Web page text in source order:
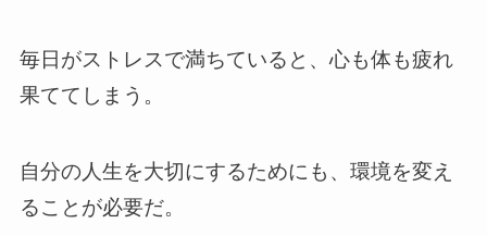
毎日がストレスで満ちていると、心も体も疲れ
果ててしまう。
自分の人生を大切にするためにも、環境を変え
ることが必要だ。